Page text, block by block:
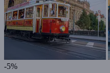
-5%